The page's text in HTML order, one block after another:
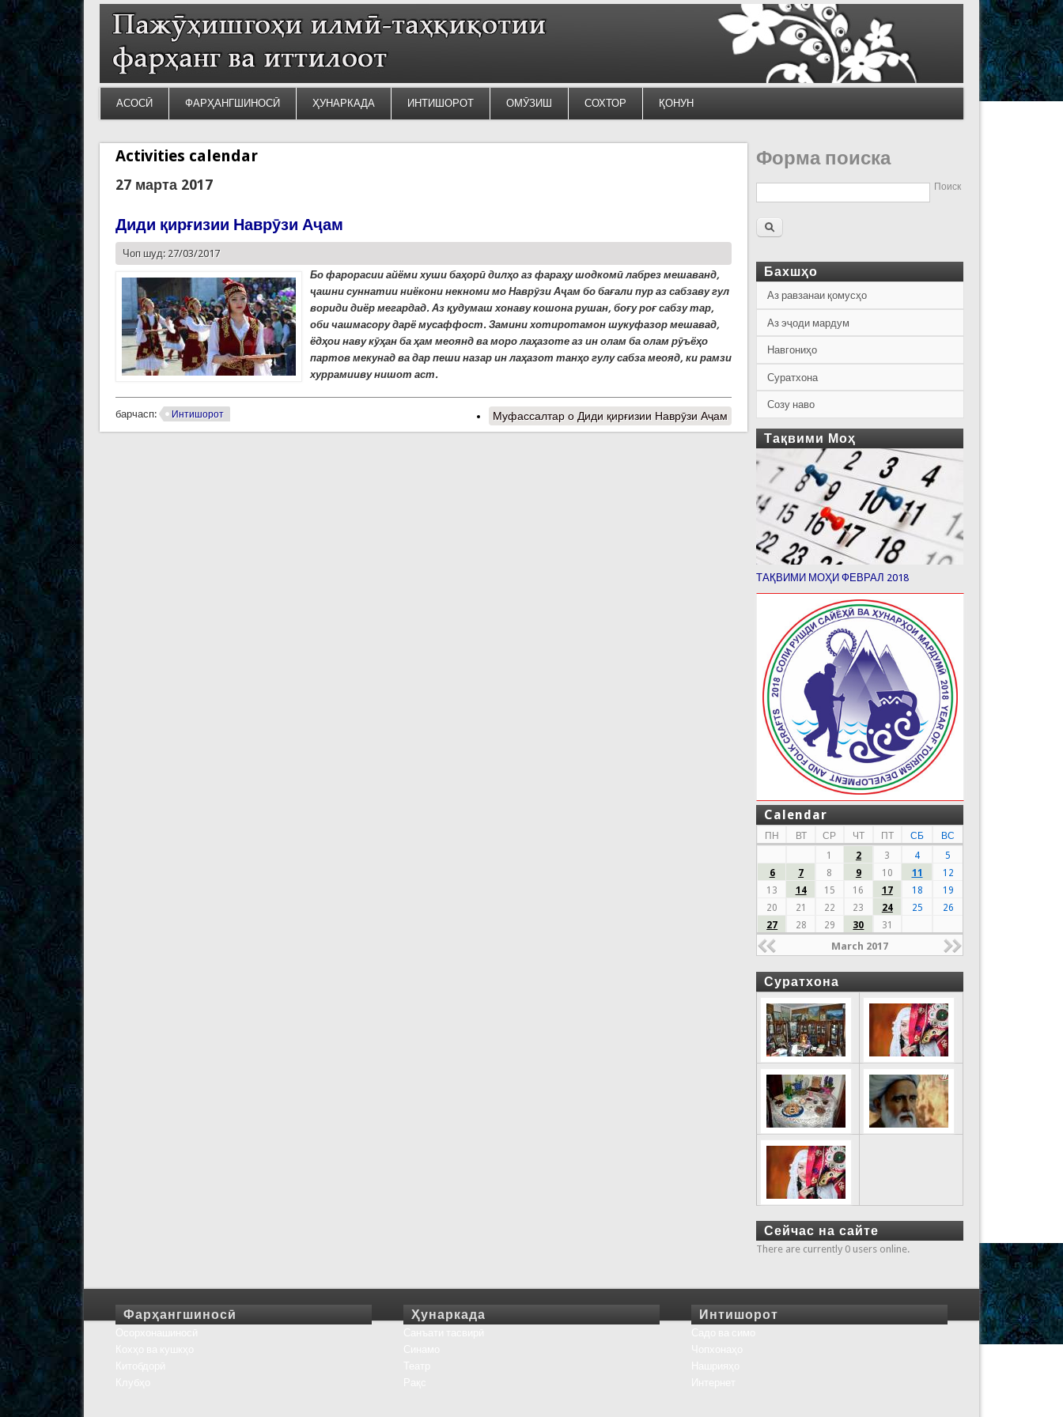
АСОСӢ ФАРҲАНГШИНОСӢ ҲУНАРКАДА ИНТИШОРОТ ОМӮЗИШ СОХТОР ҚОНУН
Activities calendar
27 марта 2017
Диди қирғизии Наврӯзи Аҷам
Чоп шуд: 27/03/2017
Бо фарорасии айёми хуши баҳорӣ дилҳо аз фараҳу шодкомӣ лабрез мешаванд,
ҷашни суннатии ниёкони некноми мо Наврӯзи Аҷам бо бағали пур аз сабзаву гул
вориди диёр мегардад. Аз қудумаш хонаву кошона рушан, боғу роғ сабзу тар,
оби чашмасору дарё мусаффост. Замини хотиротамон шукуфазор мешавад,
ёдҳои наву кӯҳан ба ҳам меоянд ва моро лаҳазоте аз ин олам ба олам рӯъёҳо
партов мекунад ва дар пеши назар ин лаҳазот танҳо гулу сабза меояд, ки рамзи
хуррамииву нишот аст.
барчасп: Интишорот Муфассалтар о Диди қирғизии Наврӯзи Аҷам
Форма поиска
Поиск
Бахшҳо
Аз равзанаи қомусҳо
Аз эҷоди мардум
Навгониҳо
Суратхона
Созу наво
Тақвими Моҳ
ТАҚВИМИ МОҲИ ФЕВРАЛ 2018
Calendar
ПН ВТ СР ЧТ ПТ СБ
ВС
1
2 3 4
5
6
7 8 9 10 11
12
13
14 15 16 17 18
19
20
21 22 23 24 25
26
27
28 29 30 31
March 2017
Суратхона
Сейчас на сайте
There are currently 0 users online.
Фарҳангшиносӣ Ҳунаркада Интишорот